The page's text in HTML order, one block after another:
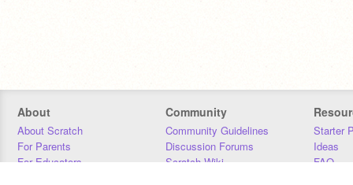
About
About Scratch
For Parents
For Educators
Community
Community Guidelines
Discussion Forums
Scratch Wiki
Starter
Ideas
FAQ